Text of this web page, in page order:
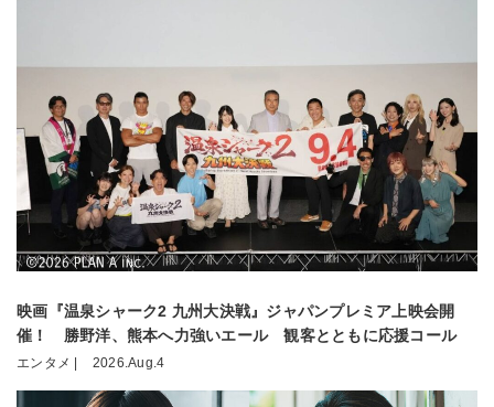
映画『温泉シャーク2 九州大決戦』ジャパンプレミア上映会開
催！ 勝野洋、熊本へ力強いエール 観客とともに応援コール
エンタメ | 2026.Aug.4